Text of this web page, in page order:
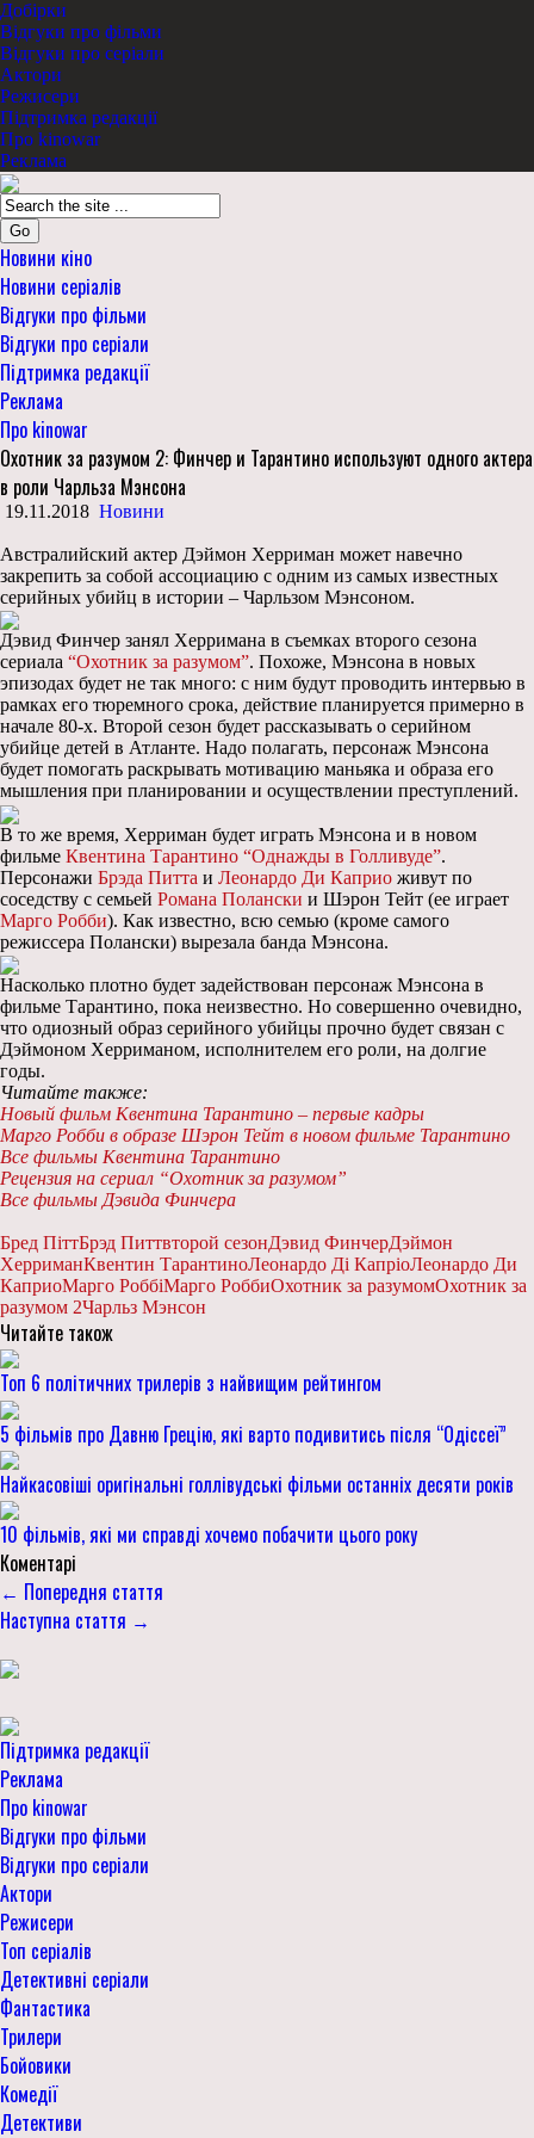
Добірки
Відгуки про фільми
Відгуки про серіали
Актори
Режисери
Підтримка редакції
Про kinowar
Реклама
Go
Новини кіно
Новини серіалів
Відгуки про фільми
Відгуки про серіали
Підтримка редакції
Реклама
Про kinowar
Охотник за разумом 2: Финчер и Тарантино используют одного актера
в роли Чарльза Мэнсона
19.11.2018 Новини
Австралийский актер Дэймон Херриман может навечно
закрепить за собой ассоциацию с одним из самых известных
серийных убийц в истории – Чарльзом Мэнсоном.
Дэвид Финчер занял Херримана в съемках второго сезона
сериала “Охотник за разумом”. Похоже, Мэнсона в новых
эпизодах будет не так много: с ним будут проводить интервью в
рамках его тюремного срока, действие планируется примерно в
начале 80-х. Второй сезон будет рассказывать о серийном
убийце детей в Атланте. Надо полагать, персонаж Мэнсона
будет помогать раскрывать мотивацию маньяка и образа его
мышления при планировании и осуществлении преступлений.
В то же время, Херриман будет играть Мэнсона и в новом
фильме Квентина Тарантино “Однажды в Голливуде”.
Персонажи Брэда Питта и Леонардо Ди Каприо живут по
соседству с семьей Романа Полански и Шэрон Тейт (ее играет
Марго Робби). Как известно, всю семью (кроме самого
режиссера Полански) вырезала банда Мэнсона.
Насколько плотно будет задействован персонаж Мэнсона в
фильме Тарантино, пока неизвестно. Но совершенно очевидно,
что одиозный образ серийного убийцы прочно будет связан с
Дэймоном Херриманом, исполнителем его роли, на долгие
годы.
Читайте также:
Новый фильм Квентина Тарантино – первые кадры
Марго Робби в образе Шэрон Тейт в новом фильме Тарантино
Все фильмы Квентина Тарантино
Рецензия на сериал “Охотник за разумом”
Все фильмы Дэвида Финчера
Бред ПіттБрэд Питтвторой сезонДэвид ФинчерДэймон
ХерриманКвентин ТарантиноЛеонардо Ді КапріоЛеонардо Ди
КаприоМарго РоббіМарго РоббиОхотник за разумомОхотник за
разумом 2Чарльз Мэнсон
Читайте також
Топ 6 політичних трилерів з найвищим рейтингом
5 фільмів про Давню Грецію, які варто подивитись після “Одіссеї”
Найкасовіші оригінальні голлівудські фільми останніх десяти років
10 фільмів, які ми справді хочемо побачити цього року
Коментарі
← Попередня стаття
Наступна стаття →
Підтримка редакції
Реклама
Про kinowar
Відгуки про фільми
Відгуки про серіали
Актори
Режисери
Топ серіалів
Детективні серіали
Фантастика
Трилери
Бойовики
Комедії
Детективи